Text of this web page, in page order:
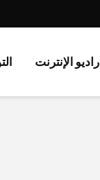
راديو الإنترنت